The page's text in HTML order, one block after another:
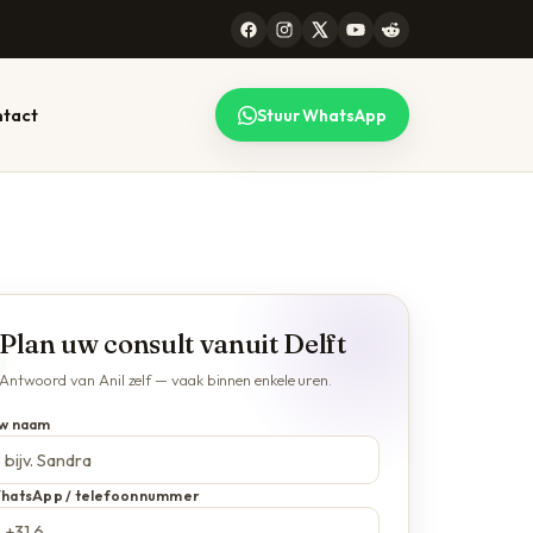
gesprek
— lees
→
werkt voor heel
Bekijk de
lijst.
Stuur WhatsApp
Plan uw consult vanuit Delft
Antwoord van Anil zelf — vaak binnen enkele uren.
naam
/ telefoonnummer